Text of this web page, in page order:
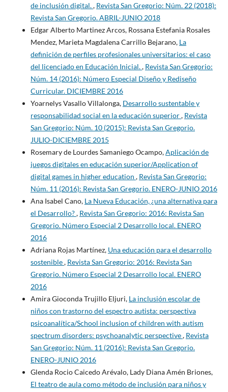
de inclusión digital., Revista San Gregorio: Núm. 22 (2018):
Revista San Gregorio. ABRIL-JUNIO 2018
Edgar Alberto Martinez Arcos, Rossana Estefania Rosales
Mendez, Marieta Magdalena Carrillo Bejarano, La
definición de perfiles profesionales universitarios: el caso
del licenciado en Educación Inicial., Revista San Gregorio:
Núm. 14 (2016): Número Especial Diseño y Rediseño
Curricular. DICIEMBRE 2016
Yoarnelys Vasallo Villalonga, Desarrollo sustentable y
responsabilidad social en la educación superior, Revista
San Gregorio: Núm. 10 (2015): Revista San Gregorio.
JULIO-DICIEMBRE 2015
Rosemary de Lourdes Samaniego Ocampo,Aplicación de
juegos digitales en educación superior/Application of
digital games in higher education , Revista San Gregorio:
Núm. 11 (2016): Revista San Gregorio. ENERO-JUNIO 2016
Ana Isabel Cano, La Nueva Educación, ¿una alternativa para
el Desarrollo?, Revista San Gregorio: 2016: Revista San
Gregorio. Número Especial 2 Desarrollo local. ENERO
2016
Adriana Rojas Martínez, Una educación para el desarrollo
sostenible, Revista San Gregorio: 2016: Revista San
Gregorio. Número Especial 2 Desarrollo local. ENERO
2016
Amira Gioconda Trujillo Eljuri, La inclusión escolar de
niños con trastorno del espectro autista: perspectiva
psicoanalítica/School inclusion of children with autism
spectrum disorders: psychoanalytic perspective, Revista
San Gregorio: Núm. 11 (2016): Revista San Gregorio.
ENERO-JUNIO 2016
Glenda Rocio Caicedo Arévalo, Lady Diana Amén Briones,
El teatro de aula como método de inclusión para niños y